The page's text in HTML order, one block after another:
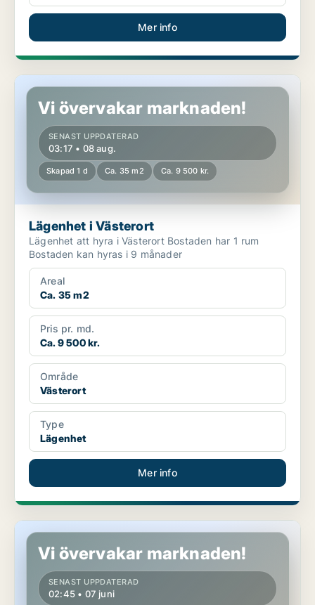
Mer info
Lägenhet i Västerort
Vi övervakar marknaden!
SENAST UPPDATERAD
03:17 • 08 aug.
Skapad 1 d Ca. 35 m2 Ca. 9 500 kr.
Lägenhet i Västerort
Lägenhet att hyra i Västerort Bostaden har 1 rum
Bostaden kan hyras i 9 månader
Areal
Ca. 35 m2
Pris pr. md.
Ca. 9 500 kr.
Område
Västerort
Type
Lägenhet
Mer info
Hus i Västerort
Vi övervakar marknaden!
SENAST UPPDATERAD
02:45 • 07 juni